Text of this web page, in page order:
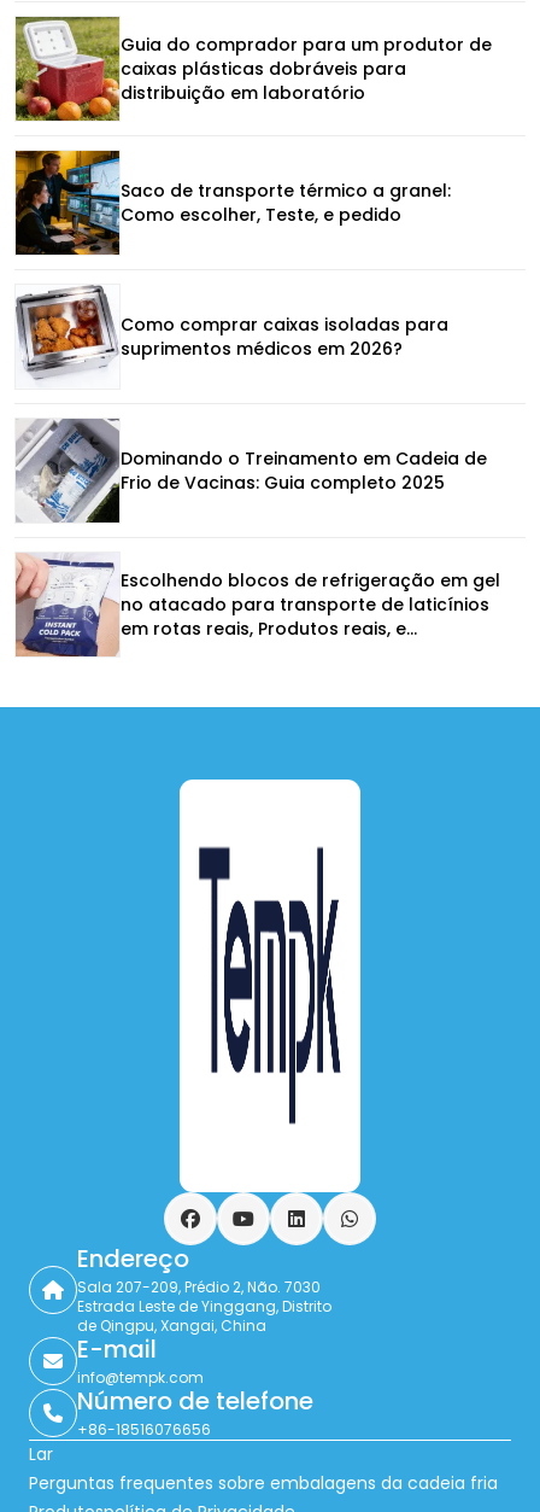
Guia do comprador para um produtor de
caixas plásticas dobráveis ​​para
distribuição em laboratório
Saco de transporte térmico a granel:
Como escolher, Teste, e pedido
Como comprar caixas isoladas para
suprimentos médicos em 2026?
Dominando o Treinamento em Cadeia de
Frio de Vacinas: Guia completo 2025
Escolhendo blocos de refrigeração em gel
no atacado para transporte de laticínios
em rotas reais, Produtos reais, e
FacebookYouTubeLinkedInWhatsApp
Endereço
Sala 207-209, Prédio 2, Não. 7030
Estrada Leste de Yinggang, Distrito
de Qingpu, Xangai, China
E-mail
info@tempk.com
Número de telefone
+86-18516076656
Lar
Perguntas frequentes sobre embalagens da cadeia fria